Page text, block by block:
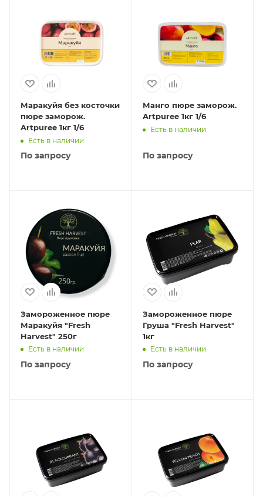
Маракуйя без косточки
пюре заморож.
Artpuree 1кг 1/6
Есть в наличии
По запросу
Манго пюре заморож.
Artpuree 1кг 1/6
Есть в наличии
По запросу
Замороженное пюре
Маракуйя "Fresh
Harvest" 250г
Есть в наличии
По запросу
Замороженное пюре
Груша "Fresh Harvest"
1кг
Есть в наличии
По запросу